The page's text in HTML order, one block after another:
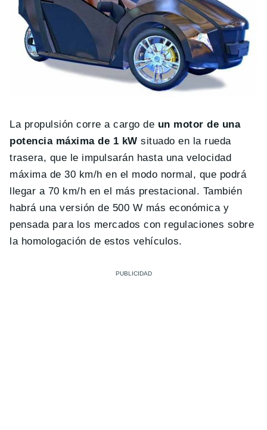
La propulsión corre a cargo de un motor de una
potencia máxima de 1 kW situado en la rueda
trasera, que le impulsarán hasta una velocidad
máxima de 30 km/h en el modo normal, que podrá
llegar a 70 km/h en el más prestacional. También
habrá una versión de 500 W más económica y
pensada para los mercados con regulaciones sobre
la homologación de estos vehículos.